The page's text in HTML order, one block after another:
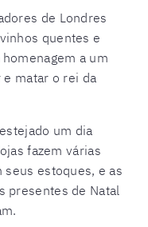
de Londres
quentes e
a um
matar o rei da
um dia
fazem várias
seus estoques, e as
presentes de Natal